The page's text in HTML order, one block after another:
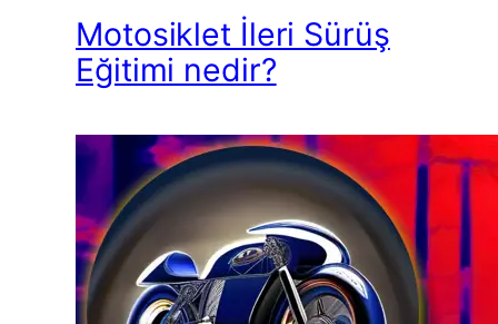
Motosiklet İleri Sürüş
Eğitimi nedir?